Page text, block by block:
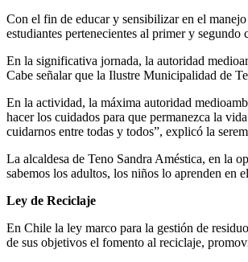
Con el fin de educar y sensibilizar en el
estudiantes pertenecientes al primer y
En la significativa jornada, la autoridad
Cabe señalar que la Ilustre Municipalidad de
En la actividad, la máxima autoridad
hacer los cuidados para que permanezca la
cuidarnos entre todas y todos”, explicó la
La alcaldesa de Teno Sandra Améstica, en la
sabemos los adultos, los niños lo aprenden en
Ley de Reciclaje
En Chile la ley marco para la gestión de
de sus objetivos el fomento al reciclaje,